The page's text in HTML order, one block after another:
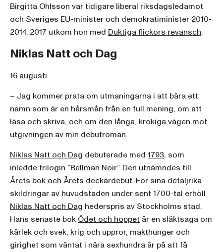
Birgitta Ohlsson var tidigare liberal riksdagsledamot
och Sveriges EU-minister och demokratiminister 2010-
2014. 2017 utkom hon med Duktiga flickors revansch.
Niklas Natt och Dag
16 augusti
– Jag kommer prata om utmaningarna i att bära ett
namn som är en hårsmån från en full mening, om att
läsa och skriva, och om den långa, krokiga vägen mot
utgivningen av min debutroman.
Niklas Natt och Dag debuterade med 1793, som
inledde trilogin ”Bellman Noir”. Den utnämndes till
Årets bok och Årets deckardebut. För sina detaljrika
skildringar av huvudstaden under sent 1700-tal erhöll
Niklas Natt och Dag hederspris av Stockholms stad.
Hans senaste bok Ödet och hoppet är en släktsaga om
kärlek och svek, krig och uppror, makthunger och
girighet som väntat i nära sexhundra år på att få